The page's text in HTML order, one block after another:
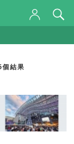
結果